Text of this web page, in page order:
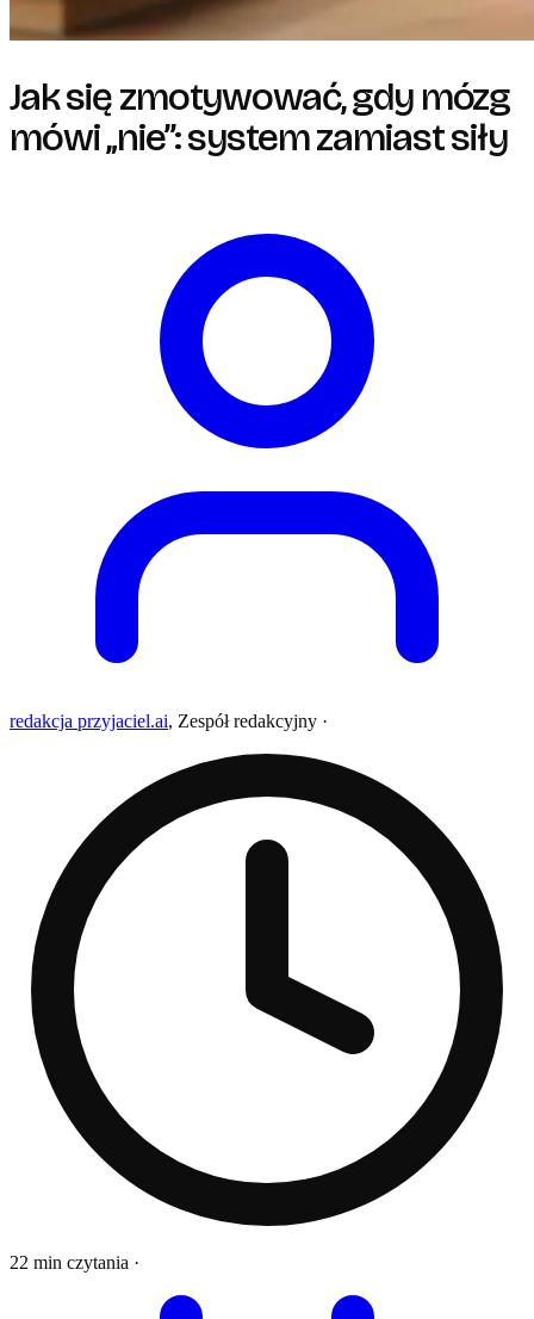
Jak się zmotywować, gdy mózg
mówi „nie”: system zamiast siły
redakcja przyjaciel.ai, Zespół redakcyjny ·
22 min czytania ·